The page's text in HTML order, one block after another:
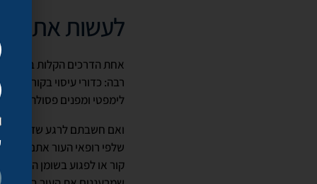
לעשות את זה
אחת הדרכים הקלות ביותר
רבה: כדורי עיסוי בקור,
לימפטי ומפנים פסולת
ואם חשבתם לרגע שזה
שלפי רופאי העור אתם
קור או לפגוע בשומן התת